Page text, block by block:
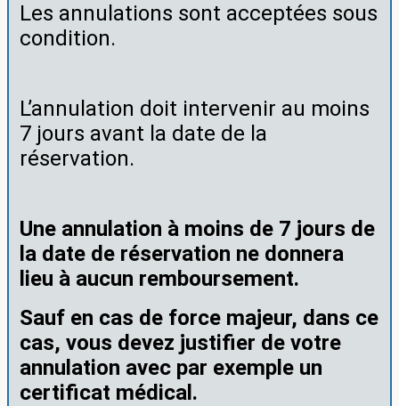
Les annulations sont acceptées sous
condition.
L’annulation doit intervenir au moins
7 jours avant la date de la
réservation.
Une annulation à moins de 7 jours de
la date de réservation ne donnera
lieu à aucun remboursement.
Sauf en cas de force majeur, dans ce
cas, vous devez justifier de votre
annulation avec par exemple un
certificat médical.